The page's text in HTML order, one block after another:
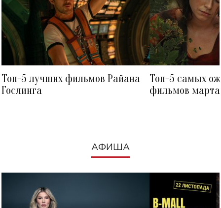
Топ-5 лучших фильмов Райана
Гослинга
Топ-5 самых
фильмов
АФИША